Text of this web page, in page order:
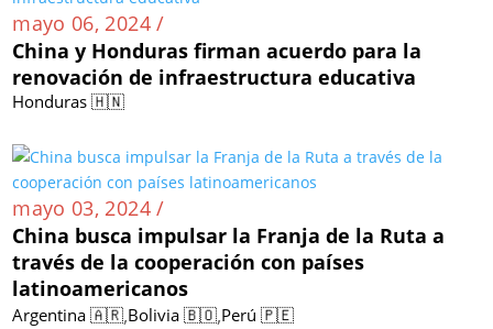
mayo 06, 2024 /
China y Honduras firman acuerdo para la
renovación de infraestructura educativa
Honduras 🇭🇳
mayo 03, 2024 /
China busca impulsar la Franja de la Ruta a
través de la cooperación con países
latinoamericanos
Argentina 🇦🇷,Bolivia 🇧🇴,Perú 🇵🇪